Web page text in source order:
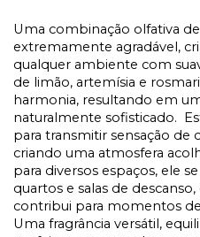
Uma combinação olfativa
extremamente agradável,
qualquer ambiente com
de limão, artemísia e
harmonia, resultando em
naturalmente sofisticado.
para transmitir sensação de
criando uma atmosfera
para diversos espaços, ele
quartos e salas de
contribui para momentos
Uma fragrância versátil,